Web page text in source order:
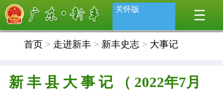
关怀版
首页> 走进新丰> 新丰史志> 大事记
新 丰 县 大 事 记 （ 2022年7月